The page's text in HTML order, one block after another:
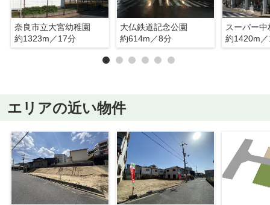
奈良市立大宮幼稚園
約1323m／17分
大仏鉄道記念公園
約614m／8分
スーパー
約1420m
エリアの近い物件